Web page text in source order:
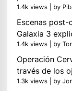
1.4k views by
Escenas post-
Galaxia 3
1.4k views by
Operación
través de los
1.3k views by